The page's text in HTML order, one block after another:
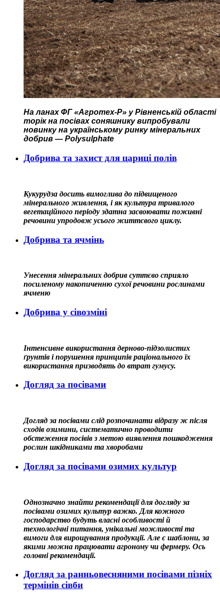
На ланах ФГ «Агротех-Р» у Рівненській області
торік на посівах соняшнику випробували
новинку на українському ринку мінеральних
добрив — Polysulphate
Добрива та захист для цариці полів
Кукурудза досить вимоглива до підвищеного
мінерального живлення, і як культура тривалого
вегетаційного періоду здатна засвоювати поживні
речовини упродовж усього життєвого циклу.
Добрива та ячмінь
Унесення мінеральних добрив суттєво сприяло
посиленому накопиченню сухої речовини рослинами
ячменю
Добрива у сівозміні
Інтенсивне використання дерново-підзолистих
ґрунтів і порушення принципів раціонального їх
використання призводять до втрат гумусу.
Догляд за посівами
Догляд за посівами слід розпочинати відразу ж після
сходів озимини, систематично проводити
обстеження посівів з метою виявлення пошкодження
рослин шкідниками та хворобами
Догляд за посівами озимих культур
Однозначно знайти рекомендації для догляду за
посівами озимих культур важко. Для кожного
господарство будуть власні особливості й
технологічні питання, унікальні можливості та
вимоги для вирощування продукції. Але є шаблони, за
якими можна працювати агроному чи фермеру. Ось
головні рекомендації.
Догляд за ранньовесняними посівами пізніх
термінів сівби